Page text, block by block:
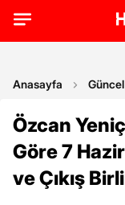
Anasayfa Güncel
Özcan
Göre 7
ve Çıkış